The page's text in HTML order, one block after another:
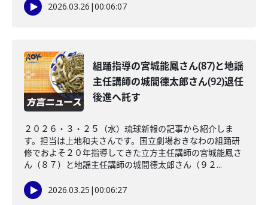
2026.03.26 |00:06:07
組踊指導の宮城能鳳さん(87)と地謡
主任講師の城間德太郎さん(92)退任
後進へ託す
２０２６・３・２５（水）琉球新報の記事から紹介しま
す。担当は上地和夫さんです。国立劇場おきなわの組踊研
修でおよそ２０年指導してきた立方主任講師の宮城能鳳さ
ん（８７）と地謡主任講師の城間德太郎さん（９２...
2026.03.25 |00:06:27